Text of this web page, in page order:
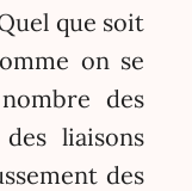
que soit
on se
des
liaisons
des